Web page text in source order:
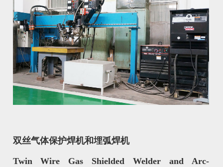
双丝气体保护焊机和埋弧焊机
Twin Wire Gas Shielded Welder and Arc-